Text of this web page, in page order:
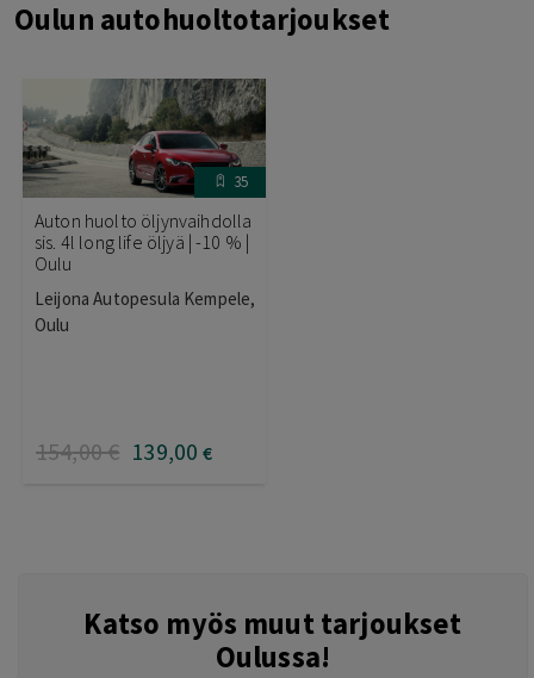
Oulun autohuoltotarjoukset
35
Auton huolto öljynvaihdolla
sis. 4l long life öljyä | -10 % |
Oulu
Leijona Autopesula Kempele,
Oulu
154,00€ 139,00 €
Katso myös muut tarjoukset
Oulussa!